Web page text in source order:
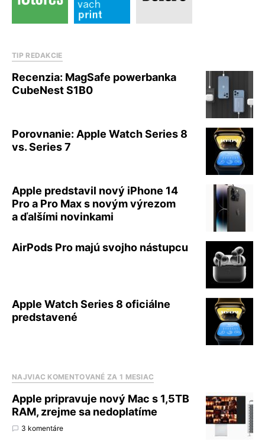
TIP REDAKCIE
Recenzia: MagSafe powerbanka
CubeNest S1B0
Porovnanie: Apple Watch Series 8
vs. Series 7
Apple predstavil nový iPhone 14
Pro a Pro Max s novým výrezom
a ďalšími novinkami
AirPods Pro majú svojho nástupcu
Apple Watch Series 8 oficiálne
predstavené
NAJVIAC KOMENTOVANÉ ZA 1 MESIAC
Apple pripravuje nový Mac s 1,5TB
RAM, zrejme sa nedoplatíme
3 komentáre